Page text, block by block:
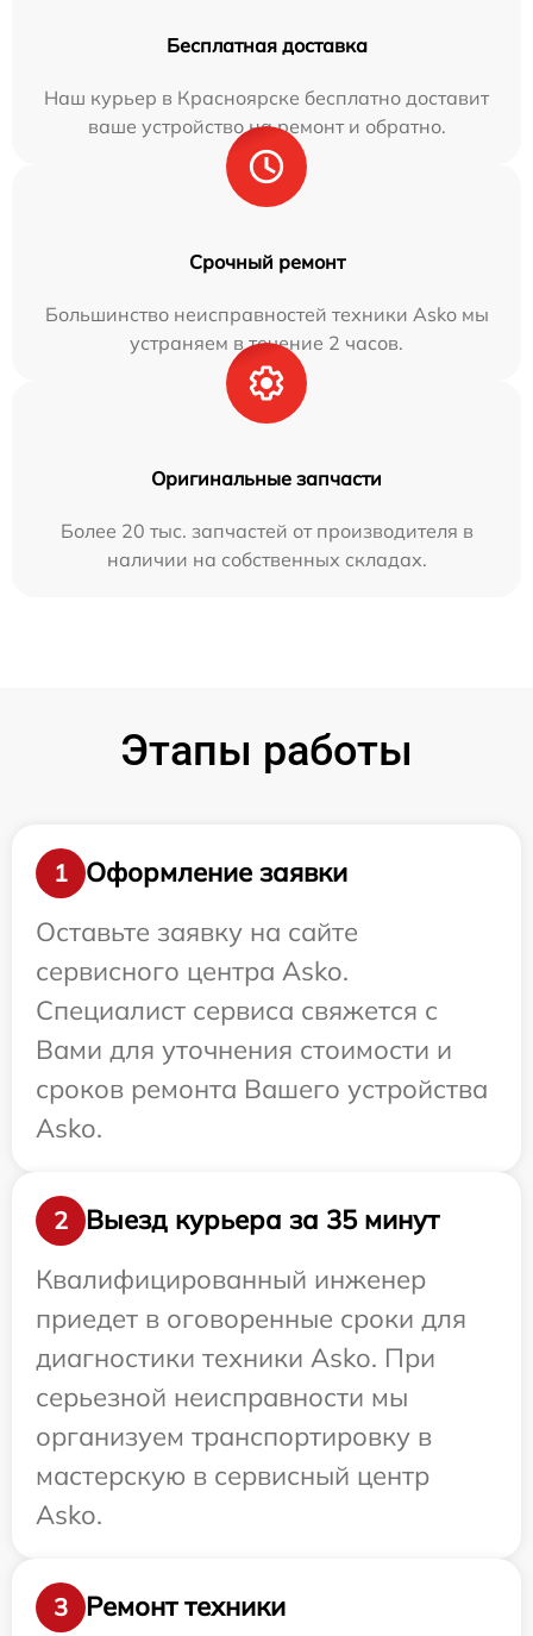
Бесплатная доставка
Наш курьер в Красноярске бесплатно доставит
ваше устройство на ремонт и обратно.
Срочный ремонт
Большинство неисправностей техники Asko мы
устраняем в течение 2 часов.
Оригинальные запчасти
Более 20 тыс. запчастей от производителя в
наличии на собственных складах.
Этапы работы
1
Оформление заявки
Оставьте заявку на сайте
сервисного центра Asko.
Специалист сервиса свяжется с
Вами для уточнения стоимости и
сроков ремонта Вашего устройства
Asko.
2
Выезд курьера за 35 минут
Квалифицированный инженер
приедет в оговоренные сроки для
диагностики техники Asko. При
серьезной неисправности мы
организуем транспортировку в
мастерскую в сервисный центр
Asko.
3 Ремонт техники